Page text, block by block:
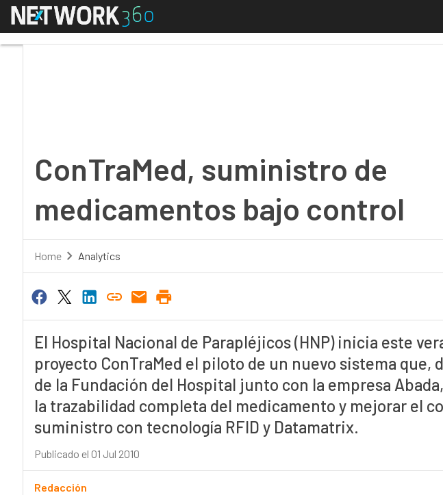
Menú
ConTraMed, suministro de
medicamentos bajo control
Home Analytics
El Hospital Nacional de Parapléjicos (HNP) inicia este
proyecto ConTraMed el piloto de un nuevo sistema que,
de la Fundación del Hospital junto con la empresa
la trazabilidad completa del medicamento y mejorar el
suministro con tecnología RFID y Datamatrix.
Publicado el 01 Jul 2010
Redacción